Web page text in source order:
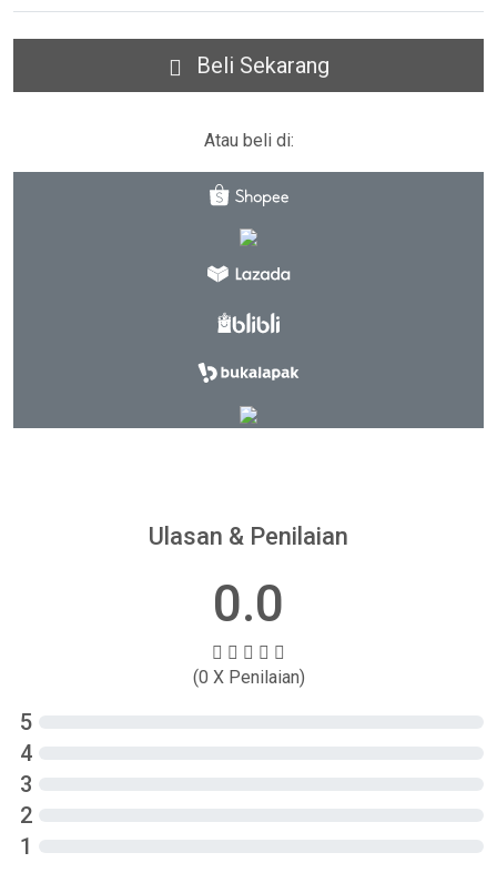
Beli Sekarang
Atau beli di:
Ulasan & Penilaian
0.0
(0 X Penilaian)
5
4
3
2
1